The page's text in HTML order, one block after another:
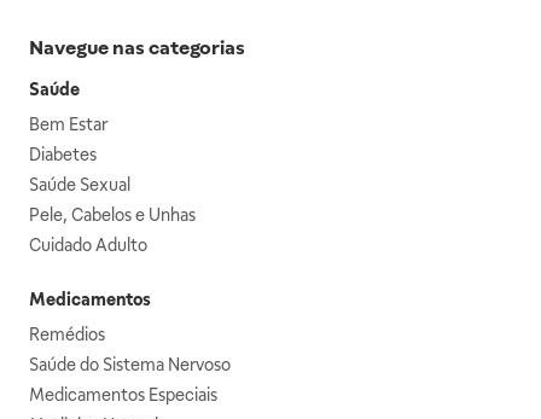
Navegue nas categorias
Saúde
Bem Estar
Diabetes
Saúde Sexual
Pele, Cabelos e Unhas
Cuidado Adulto
Medicamentos
Remédios
Saúde do Sistema Nervoso
Medicamentos Especiais